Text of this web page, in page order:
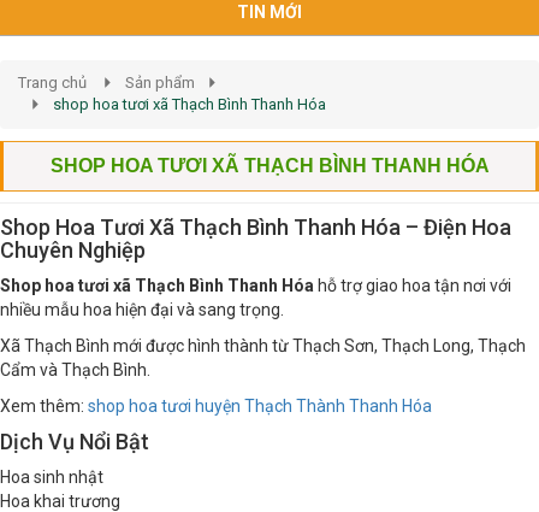
TIN MỚI
Trang chủ
Sản phẩm
shop hoa tươi xã Thạch Bình Thanh Hóa
SHOP HOA TƯƠI XÃ THẠCH BÌNH THANH HÓA
Shop Hoa Tươi Xã Thạch Bình Thanh Hóa – Điện Hoa
Chuyên Nghiệp
Shop hoa tươi xã Thạch Bình Thanh Hóa hỗ trợ giao hoa tận nơi với
nhiều mẫu hoa hiện đại và sang trọng.
Xã Thạch Bình mới được hình thành từ Thạch Sơn, Thạch Long, Thạch
Cẩm và Thạch Bình.
Xem thêm: shop hoa tươi huyện Thạch Thành Thanh Hóa
Dịch Vụ Nổi Bật
Hoa sinh nhật
Hoa khai trương